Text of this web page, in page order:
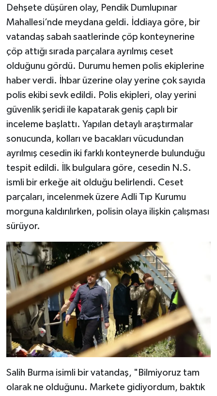
Dehşete düşüren olay, Pendik Dumlupınar
Mahallesi’nde meydana geldi. İddiaya göre, bir
vatandaş sabah saatlerinde çöp konteynerine
çöp attığı sırada parçalara ayrılmış ceset
olduğunu gördü. Durumu hemen polis ekiplerine
haber verdi. İhbar üzerine olay yerine çok sayıda
polis ekibi sevk edildi. Polis ekipleri, olay yerini
güvenlik şeridi ile kapatarak geniş çaplı bir
inceleme başlattı. Yapılan detaylı araştırmalar
sonucunda, kolları ve bacakları vücudundan
ayrılmış cesedin iki farklı konteynerde bulunduğu
tespit edildi. İlk bulgulara göre, cesedin N.S.
ismli bir erkeğe ait olduğu belirlendi. Ceset
parçaları, incelenmek üzere Adli Tıp Kurumu
morguna kaldırılırken, polisin olaya ilişkin çalışması
sürüyor.
Salih Burma isimli bir vatandaş, "Bilmiyoruz tam
olarak ne olduğunu. Markete gidiyordum, baktık
DÜNYA
TREND
OTOMOTİV
TEKNOLOJİ
YAŞAM
KÜLTÜR SANAT